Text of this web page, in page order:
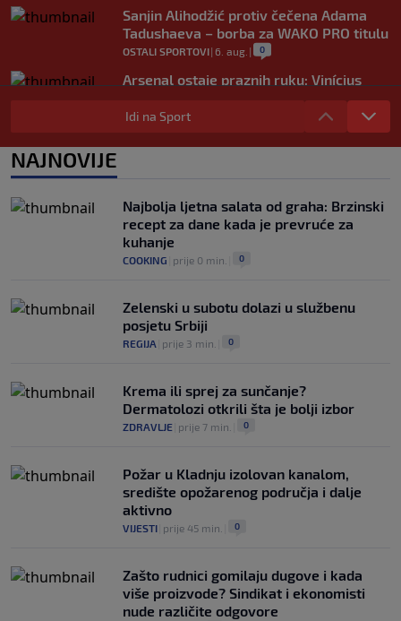
Sanjin Alihodžić protiv čečena Adama
Tadushaeva – borba za WAKO PRO titulu
OSTALI SPORTOVI| 6. aug. | 0
Arsenal ostaje praznih ruku: Vinícius
Júnior i Real Madrid postigli dogovor
NOGOMET|6. aug.
Slavni klub potresa kriza: Kultni stadion
Idi na Sport
NAJNOVIJE
Najbolja ljetna salata od graha: Brzinski
recept za dane kada je prevruće za
kuhanje
COOKING prije 0 min. 0
Zelenski u subotu dolazi u službenu
posjetu Srbiji
REGIJA prije 3 min. 0
Krema ili sprej za sunčanje?
Dermatolozi otkrili šta je bolji izbor
ZDRAVLJE prije 7 min. 0
Požar u Kladnju izolovan kanalom,
središte opožarenog područja i dalje
aktivno
VIJESTI prije 45 min. 0
Zašto rudnici gomilaju dugove i kada
više proizvode? Sindikat i ekonomisti
nude različite odgovore